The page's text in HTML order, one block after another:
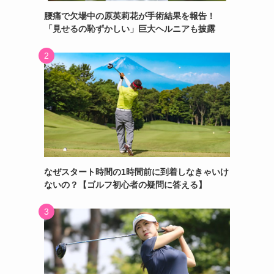
腰痛で欠場中の原英莉花が手術結果を報告！
「見せるの恥ずかしい」巨大ヘルニアも披露
なぜスタート時間の1時間前に到着しなきゃいけ
ないの？【ゴルフ初心者の疑問に答える】